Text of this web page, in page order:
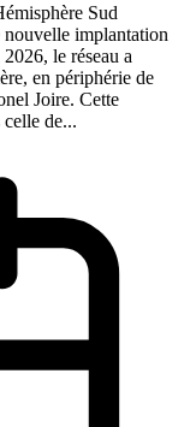
Sud
nouvelle implantation
le réseau a
en périphérie de
Joire. Cette
de...